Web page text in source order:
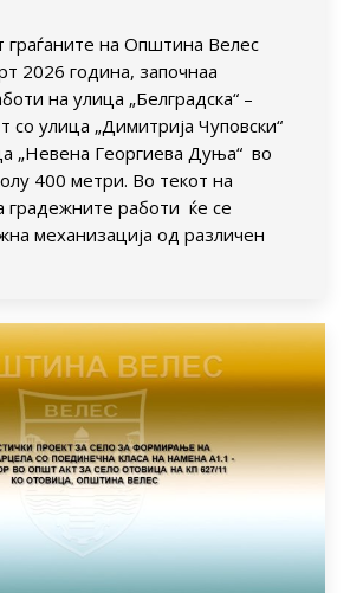
граѓаните на Oпштина Велес
2026 година, започнаа
на улица „Белградска“ –
со улица „Димитрија Чуповски“
„Невена Георгиева Дуња“ во
400 метри. Во текот на
градежните работи ќе се
механизација од различен